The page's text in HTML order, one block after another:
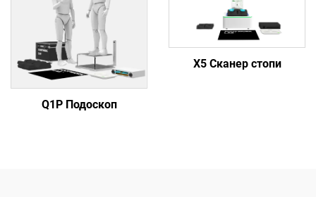
Q1P Подоскоп
X5 Сканер стопи